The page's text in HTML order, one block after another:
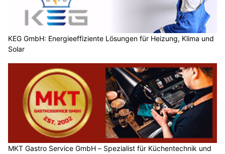
KEG GmbH: Energieeffiziente Lösungen für Heizung, Klima und
Solar
MKT Gastro Service GmbH – Spezialist für Küchentechnik und